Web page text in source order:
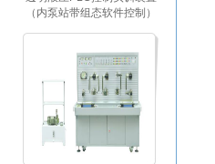
（内泵站带组态软件控制）